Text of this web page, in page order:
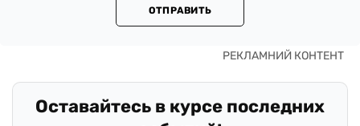
ОТПРАВИТЬ
Оставайтесь в курсе последних